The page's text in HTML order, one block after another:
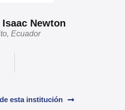
Newton
Ecuador
esta institución